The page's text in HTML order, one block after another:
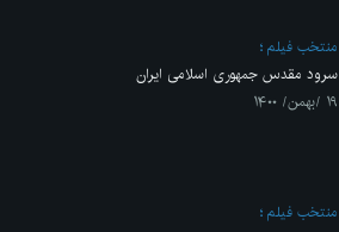
منتخب فیلم
سرود مقدس جمهوری اسلامی ایران
۱۹ /بهمن/ ۱۴۰۰
منتخب فیلم